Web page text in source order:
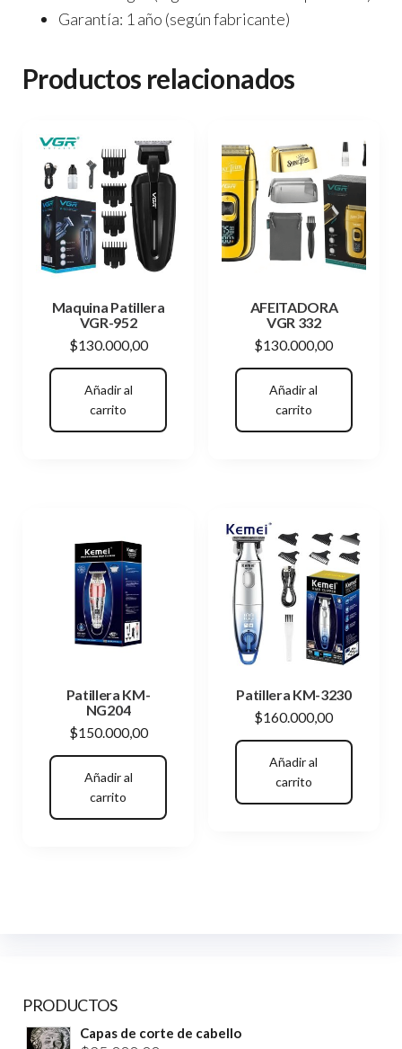
Garantía: 1 año (según fabricante)
Productos relacionados
Maquina Patillera
VGR-952
$130.000,00
Añadir al
carrito
AFEITADORA
VGR 332
$130.000,00
Añadir al
carrito
Patillera KM-
NG204
$150.000,00
Añadir al
carrito
Patillera KM-3230
$160.000,00
Añadir al
carrito
PRODUCTOS
Capas de corte de cabello